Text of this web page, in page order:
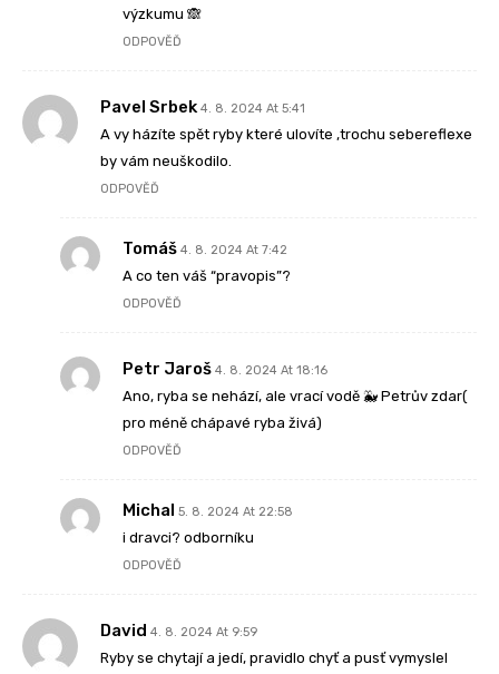
výzkumu 🙈
ODPOVĚĎ
Pavel Srbek 4. 8. 2024 At 5:41
A vy házíte spět ryby které ulovíte ,trochu sebereflexe
by vám neuškodilo.
ODPOVĚĎ
Tomáš 4. 8. 2024 At 7:42
A co ten váš “pravopis”?
ODPOVĚĎ
Petr Jaroš 4. 8. 2024 At 18:16
Ano, ryba se nehází, ale vrací vodě 🐳 Petrův zdar(
pro méně chápavé ryba živá)
ODPOVĚĎ
Michal 5. 8. 2024 At 22:58
i dravci? odborníku
ODPOVĚĎ
David 4. 8. 2024 At 9:59
Ryby se chytají a jedí, pravidlo chyť a pusť vymyslel